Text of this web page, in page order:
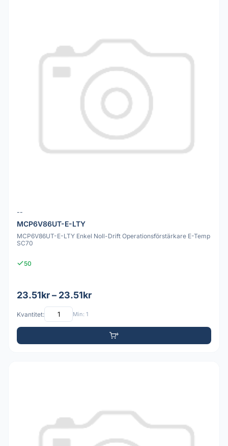
--
MCP6V86UT-E-LTY
MCP6V86UT-E-LTY Enkel Noll-Drift Operationsförstärkare E-Temp
SC70
50
23.51kr – 23.51kr
Kvantitet: Min: 1